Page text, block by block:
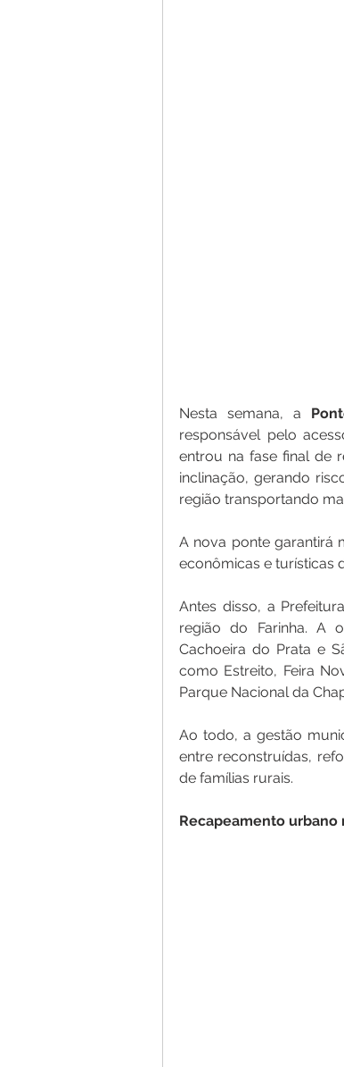
Nesta semana, a
responsável pelo
entrou na fase final de
inclinação, gerando
região transportando
A nova ponte garantirá
econômicas e turísticas
Antes disso, a
região do Farinha. A
Cachoeira do Prata e
como Estreito, Feira
Parque Nacional da
Ao todo, a gestão
entre reconstruídas,
de famílias rurais.
Recapeamento urbano